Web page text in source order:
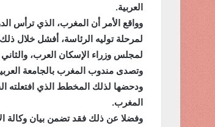
ر
و
ن
ا
العربية.
وواقع الأمر أن المغرب، الذي ترأس
لمرحلة توليه الرئاسة، أفشل خلال
لمجلس وزراء الإسكان العرب،
وتصدى مندوب المغرب بالجامعة
ودحضها لذلك المخطط الذي افتعلته
المغرب.
وفضلا عن ذلك فقد تضمن بيان وكالة